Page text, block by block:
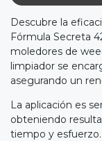
Descubre la
Fórmula Secreta
moledores de
limpiador se
asegurando un
La aplicación es
obteniendo
tiempo y